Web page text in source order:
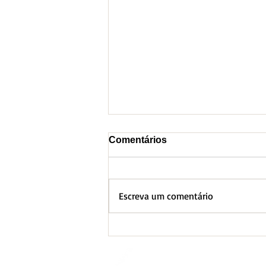
Comentários
Escreva um comentário